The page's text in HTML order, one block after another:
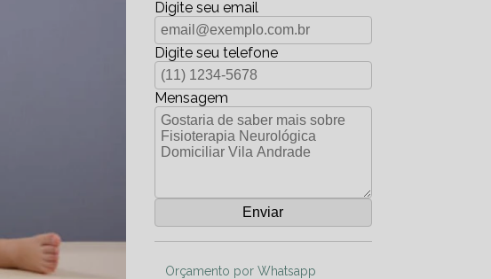
Digite seu email
Digite seu telefone
Mensagem
Orçamento por Whatsapp